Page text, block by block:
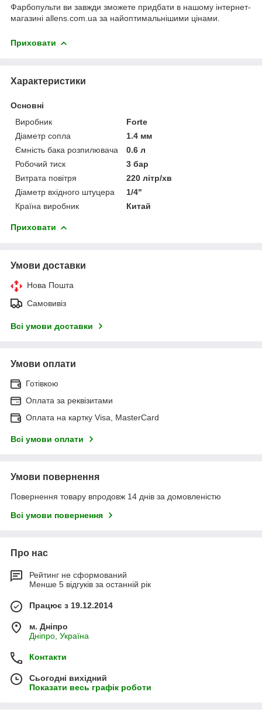
Фарбопульти ви завжди зможете придбати в нашому інтернет-
магазині allens.com.ua за найоптимальнішими цінами.
Приховати
Характеристики
Основні
Виробник
Forte
Діаметр сопла
1.4 мм
Ємність бака розпилювача
0.6 л
Робочий тиск
3 бар
Витрата повітря
220 літр/хв
Діаметр вхідного штуцера
1/4"
Країна виробник
Китай
Приховати
Умови доставки
Нова Пошта
Самовивіз
Всі умови доставки
Умови оплати
Готівкою
Оплата за реквізитами
Оплата на картку Visa, MasterCard
Всі умови оплати
Умови повернення
Повернення товару впродовж 14 днів за домовленістю
Всі умови повернення
Про нас
Рейтинг не сформований
Менше 5 відгуків за останній рік
Працює з 19.12.2014
м. Дніпро
Дніпро, Україна
Контакти
Сьогодні вихідний
Показати весь графік роботи